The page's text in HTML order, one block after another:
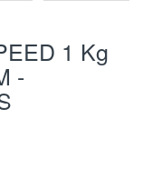
1 Kg
-